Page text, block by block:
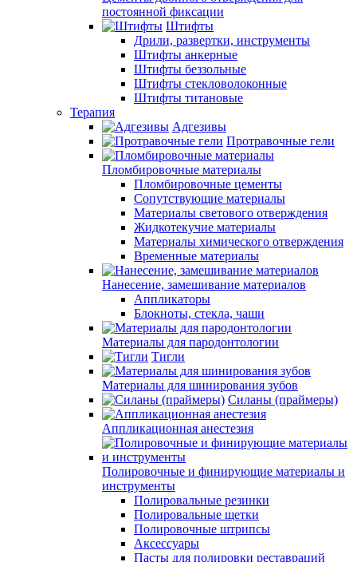
постоянной фиксации
Штифты
Дрили, развертки, инструменты
Штифты анкерные
Штифты беззольные
Штифты стекловолоконные
Штифты титановые
Терапия
Адгезивы
Протравочные гели
Пломбировочные материалы
Пломбировочные цементы
Сопутствующие материалы
Материалы светового отверждения
Жидкотекучие материалы
Материалы химического отверждения
Временные материалы
Нанесение, замешивание материалов
Аппликаторы
Блокноты, стекла, чаши
Материалы для пародонтологии
Тигли
Материалы для шинирования зубов
Силаны (праймеры)
Аппликационная анестезия
Полировочные и финирующие материалы и
инструменты
Полировальные резинки
Полировальные щетки
Полировочные штрипсы
Аксессуары
Пасты для полировки реставраций